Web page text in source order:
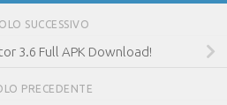
SUCCESSIVO
3.6 Full APK Download!
PRECEDENTE